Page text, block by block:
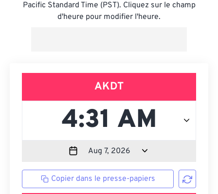
Pacific Standard Time (PST). Cliquez sur le champ
d'heure pour modifier l'heure.
AKDT
Copier dans le presse-papiers